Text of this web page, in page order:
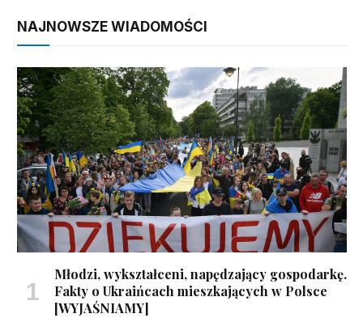
NAJNOWSZE WIADOMOŚCI
Młodzi, wykształceni, napędzający gospodarkę.
Fakty o Ukraińcach mieszkających w Polsce
[WYJAŚNIAMY]